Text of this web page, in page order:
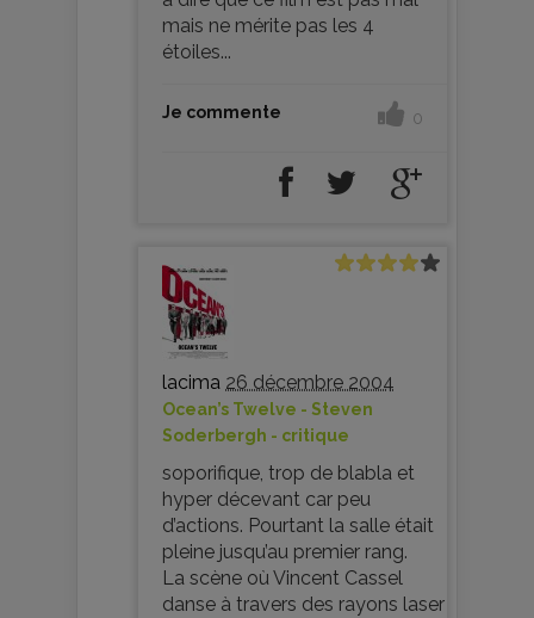
mais ne mérite pas les 4
étoiles...
Je commente 0
lacima 26 décembre 2004
Ocean’s Twelve - Steven
Soderbergh - critique
soporifique, trop de blabla et
hyper décevant car peu
d’actions. Pourtant la salle était
pleine jusqu’au premier rang.
La scène où Vincent Cassel
danse à travers des rayons laser